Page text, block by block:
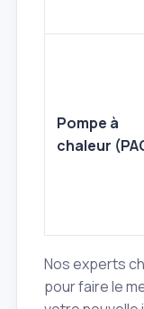
Pompe à
chaleur
Nos experts
pour faire le